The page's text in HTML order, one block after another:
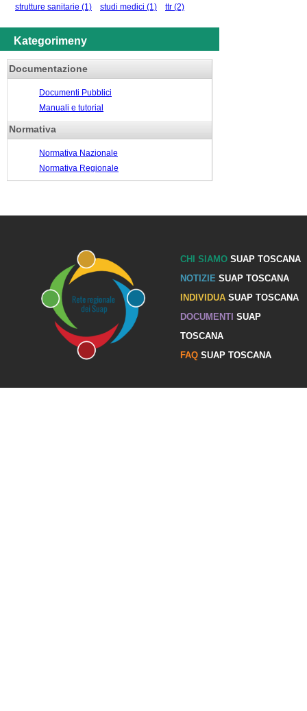
strutture sanitarie (1) studi medici (1) ttr (2)
Kategorimeny
Documentazione
Documenti Pubblici
Manuali e tutorial
Normativa
Normativa Nazionale
Normativa Regionale
CHI SIAMOSUAP TOSCANA
NOTIZIE SUAP TOSCANA
INDIVIDUASUAP TOSCANA
DOCUMENTI SUAP
TOSCANA
FAQSUAP TOSCANA